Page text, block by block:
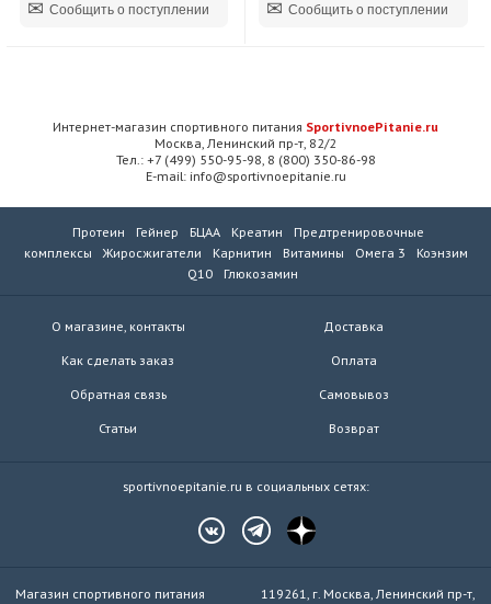
Сообщить о поступлении Сообщить о поступлении
Интернет-магазин спортивного питания SportivnoePitanie.ru
Москва, Ленинский пр-т, 82/2
Тел.: +7 (499) 550-95-98, 8 (800) 350-86-98
E-mail: info@sportivnoepitanie.ru
Протеин Гейнер БЦАА Креатин
Предтренировочные
комплексы
Жиросжигатели Карнитин Витамины Омега 3
Коэнзим
Q10
Глюкозамин
О магазине, контакты
Как сделать заказ
Обратная связь
Статьи
Доставка
Оплата
Самовывоз
Возврат
sportivnoepitanie.ru в социальных сетях:
Магазин спортивного питания 119261, г. Москва, Ленинский пр-т,